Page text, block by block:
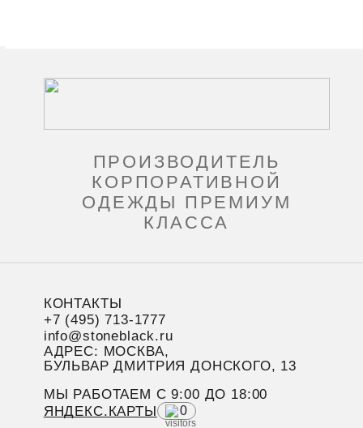
ПРОИЗВОДИТЕЛЬ
КОРПОРАТИВНОЙ
ОДЕЖДЫ ПРЕМИУМ
КЛАССА
КОНТАКТЫ
+7 (495) 713-1777
info@stoneblack.ru
АДРЕС: МОСКВА,
БУЛЬВАР ДМИТРИЯ ДОНСКОГО, 13
МЫ РАБОТАЕМ C 9:00 ДО 18:00
ЯНДЕКС.КАРТЫ
0